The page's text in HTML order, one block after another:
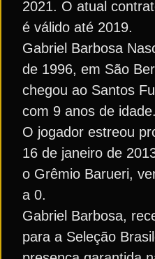
2021. O atual
é válido até 2019.
Gabriel Barbosa
de 1996, em São
chegou ao Santos
com 9 anos de idade.
O jogador estreou
16 de janeiro de
o Grêmio Barueri,
a 0.
Gabriel Barbosa,
para a Seleção